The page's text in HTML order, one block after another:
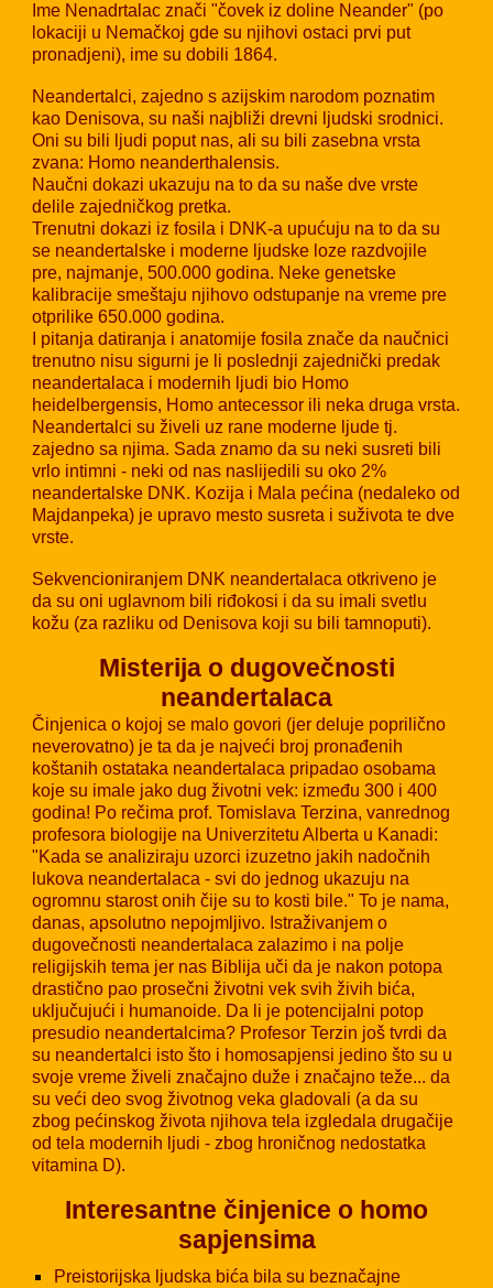
Ime Nenadrtalac znači "čovek iz doline Neander" (po
lokaciji u Nemačkoj gde su njihovi ostaci prvi put
pronadjeni), ime su dobili 1864.
Neandertalci, zajedno s azijskim narodom poznatim
kao Denisova, su naši najbliži drevni ljudski srodnici.
Oni su bili ljudi poput nas, ali su bili zasebna vrsta
zvana: Homo neanderthalensis.
Naučni dokazi ukazuju na to da su naše dve vrste
delile zajedničkog pretka.
Trenutni dokazi iz fosila i DNK-a upućuju na to da su
se neandertalske i moderne ljudske loze razdvojile
pre, najmanje, 500.000 godina. Neke genetske
kalibracije smeštaju njihovo odstupanje na vreme pre
otprilike 650.000 godina.
I pitanja datiranja i anatomije fosila znače da naučnici
trenutno nisu sigurni je li poslednji zajednički predak
neandertalaca i modernih ljudi bio Homo
heidelbergensis, Homo antecessor ili neka druga vrsta.
Neandertalci su živeli uz rane moderne ljude tj.
zajedno sa njima. Sada znamo da su neki susreti bili
vrlo intimni - neki od nas naslijedili su oko 2%
neandertalske DNK. Kozija i Mala pećina (nedaleko od
Majdanpeka) je upravo mesto susreta i suživota te dve
vrste.
Sekvencioniranjem DNK neandertalaca otkriveno je
da su oni uglavnom bili riđokosi i da su imali svetlu
kožu (za razliku od Denisova koji su bili tamnoputi).
Misterija o dugovečnosti
neandertalaca
Činjenica o kojoj se malo govori (jer deluje poprilično
neverovatno) je tada je najveći broj pronađenih
koštanih ostataka neandertalaca pripadao osobama
koje su imale jako dug životni vek: između 300 i 400
godina! Po rečima prof. Tomislava Terzina, vanrednog
profesora biologije na Univerzitetu Alberta u Kanadi:
"Kada seanaliziraju uzorci izuzetno jakih nadočnih
lukova neandertalaca - svi do jednog ukazuju na
ogromnu starost onih čije su to kosti bile." To je nama,
danas, apsolutno nepojmljivo. Istraživanjem o
dugovečnosti neandertalaca zalazimo i na polje
religijskih tema jer nas Biblija uči da je nakon potopa
drastično pao prosečni životni vek svih živih bića,
uključujući i humanoide. Da li je potencijalni potop
presudio neandertalcima? Profesor Terzin još tvrdi da
su neandertalci isto što i homosapjensi jedino što su u
svoje vreme živeli značajno duže i značajno teže... da
su veći deo svog životnog veka gladovali (a da su
zbog pećinskog života njihova tela izgledala drugačije
od tela modernih ljudi - zbog hroničnog nedostatka
vitamina D).
Interesantne činjenice o homo
sapjensima
Preistorijska ljudska bića bila su beznačajne